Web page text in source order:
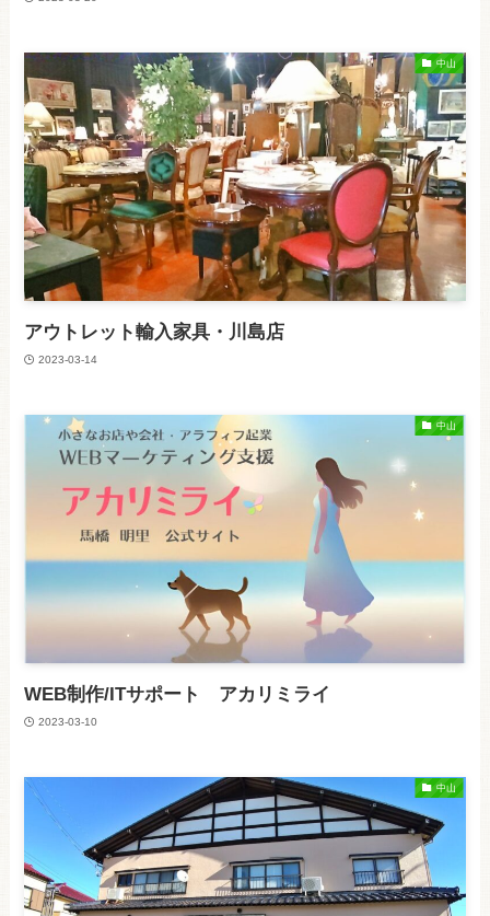
中山
アウトレット輸入家具・川島店
2023-03-14
中山
WEB制作/ITサポート アカリミライ
2023-03-10
中山